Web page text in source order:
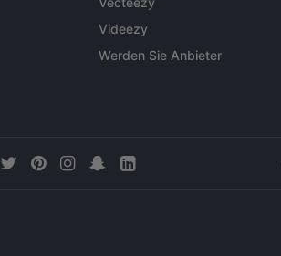
Videezy
Werden Sie Anbieter